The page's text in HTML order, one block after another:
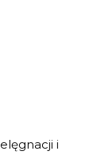
i